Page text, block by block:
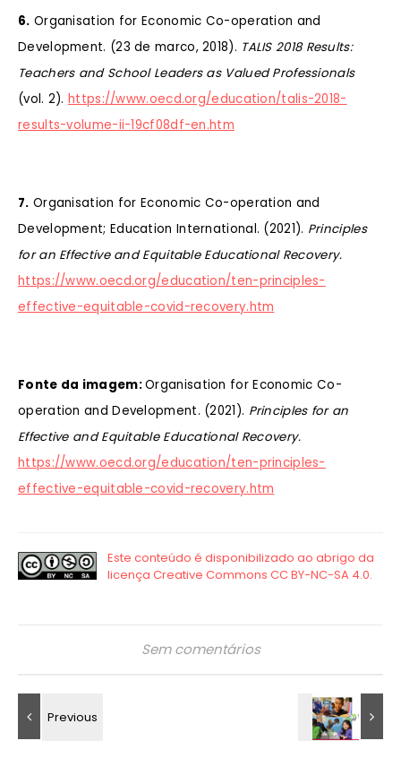
6. Organisation for Economic Co-operation and
Development. (23 de marco, 2018). TALIS 2018 Results:
Teachers and School Leaders as Valued Professionals
(vol. 2). https://www.oecd.org/education/talis-2018-
results-volume-ii-19cf08df-en.htm
7. Organisation for Economic Co-operation and
Development; Education International. (2021). Principles
for an Effective and Equitable Educational Recovery.
https://www.oecd.org/education/ten-principles-
effective-equitable-covid-recovery.htm
Fonte da imagem:Organisation for Economic Co-
operation and Development. (2021). Principles for an
Effective and Equitable Educational Recovery.
https://www.oecd.org/education/ten-principles-
effective-equitable-covid-recovery.htm
Sem comentários